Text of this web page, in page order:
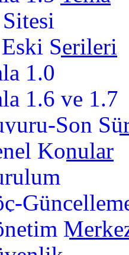
Serileri
1.0
1.6 ve 1.7
Son
Konular